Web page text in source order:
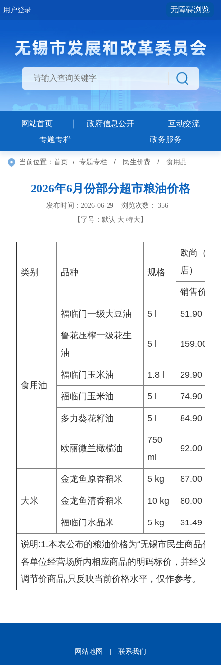
用户登录 无障碍浏览
网站首页 政府信息公开
互动交流
专题专栏
政务服务
当前位置： 首页 / 专题专栏 / 民生价费 / 食用品
2026年6月份部分超市粮油价格
发布时间：2026-06-29 浏览次数： 356
【字号： 默认 大 特大 】
类别 品种 规格
欧尚（长
店）
销售价
食用油
福临门一级大豆油 5 l 51.90
鲁花压榨一级花生
油
5 l 159.00
福临门玉米油 1.8 l 29.90
福临门玉米油 5 l 74.90
多力葵花籽油 5 l 84.90
欧丽微兰橄榄油
750
ml
92.00
大米
金龙鱼原香稻米 5 kg 87.00
金龙鱼清香稻米 10 kg 80.00
福临门水晶米 5 kg 31.49
说明:1.本表公布的粮油价格为“无锡市民生商品价
各单位经营场所内相应商品的明码标价，并经义
调节价商品,只反映当前价格水平，仅作参考。
网站地图 联系我们